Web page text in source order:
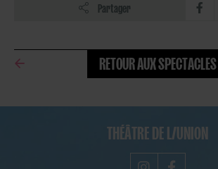
Partager
RETOUR AUX SPECTACLES
THÉÂTRE DE L/UNION